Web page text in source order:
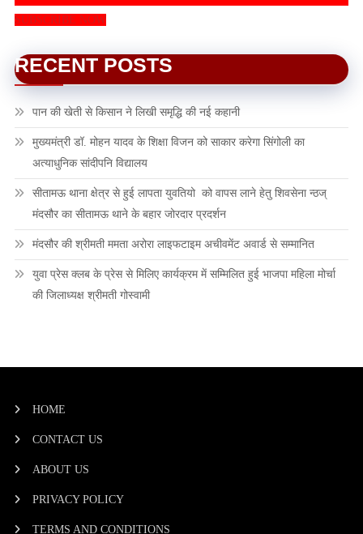
SUBSCRIBE NOW
RECENT POSTS
पान की खेती से किसान ने लिखी समृद्धि की नई कहानी
मुख्यमंत्री डॉ. मोहन यादव के शिक्षा विजन को साकार करेगा सिंगोली का
अत्याधुनिक सांदीपनि विद्यालय
सीतामऊ थाना क्षेत्र से हुई लापता युवतियो को वापस लाने हेतु शिवसेना न्ठज्
मंदसौर का सीतामऊ थाने के बहार जोरदार प्रदर्शन
मंदसौर की श्रीमती ममता अरोरा लाइफटाइम अचीवमेंट अवार्ड से सम्मानित
युवा प्रेस क्लब के प्रेस से मिलिए कार्यक्रम में सम्मिलित हुई भाजपा महिला मोर्चा
की जिलाध्यक्ष श्रीमती गोस्वामी
HOME
CONTACT US
ABOUT US
PRIVACY POLICY
TERMS AND CONDITIONS